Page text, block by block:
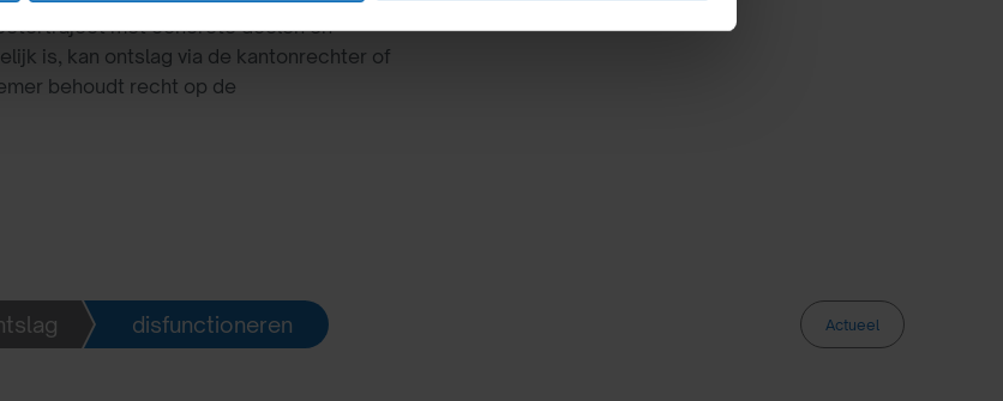
met concrete doelen en
is, kan ontslag via de kantonrechter of
behoudt recht op de
disfunctioneren Actueel